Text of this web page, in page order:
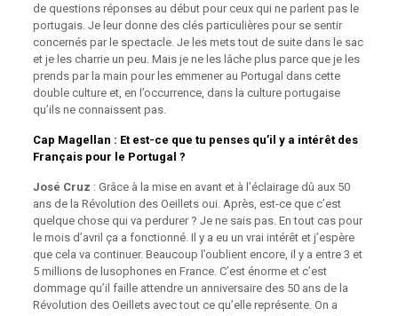
de questions réponses au début pour ceux qui ne parlent pas le
portugais. Je leur donne des clés particulières pour se sentir
concernés par le spectacle. Je les mets tout de suite dans le sac
et je les charrie un peu. Mais je ne les lâche plus parce que je les
prends par la main pour les emmener au Portugal dans cette
double culture et, en l’occurrence, dans la culture portugaise
qu’ils ne connaissent pas.
Cap Magellan : Et est-ce que tu penses qu’il y a intérêt des
Français pour le Portugal ?
José Cruz : Grâce à la mise en avant et à l’éclairage dû aux 50
ans de la Révolution des Oeillets oui. Après, est-ce que c’est
quelque chose qui va perdurer ? Je ne sais pas. En tout cas pour
le mois d’avril ça a fonctionné. Il y a eu un vrai intérêt et j’espère
que cela va continuer. Beaucoup l’oublient encore, il y a entre 3 et
5 millions de lusophones en France. C’est énorme et c’est
dommage qu’il faille attendre un anniversaire des 50 ans de la
Révolution des Oeillets avec tout ce qu’elle représente. On a